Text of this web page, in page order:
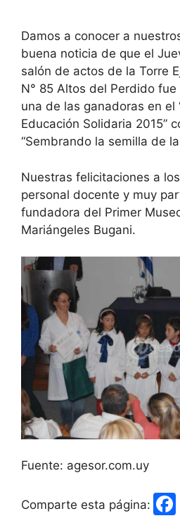
Damos a conocer a
buena noticia de que el
salón de actos de la Torre
N° 85 Altos del Perdido
una de las ganadoras en el
Educación Solidaria 2015”
“Sembrando la semilla de
Nuestras felicitaciones a
personal docente y muy
fundadora del Primer
Mariángeles Bugani.
Fuente: agesor.com.uy
Comparte esta página: